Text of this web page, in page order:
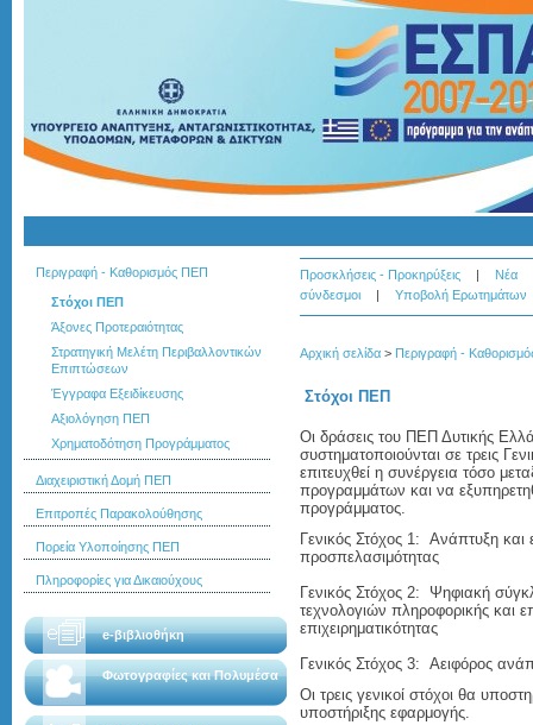
Περιγραφή - Καθορισμός ΠΕΠ
Στόχοι ΠΕΠ
Άξονες Προτεραιότητας
Στρατηγική Μελέτη Περιβαλλοντικών
Επιπτώσεων
Έγγραφα Εξειδίκευσης
Αξιολόγηση ΠΕΠ
Χρηματοδότηση Προγράμματος
Διαχειριστική Δομή ΠΕΠ
Επιτροπές Παρακολούθησης
Πορεία Υλοποίησης ΠΕΠ
Πληροφορίες για Δικαιούχους
e-βιβλιοθήκη
Φωτογραφίες και Πολυμέσα
Προσκλήσεις - Προκηρύξεις | Νέα
σύνδεσμοι
| Υποβολή Ερωτημάτων
Αρχική σελίδα > Περιγραφή -
Στόχοι ΠΕΠ
Οι δράσεις του ΠΕΠ Δυτικής
συστηματοποιούνται σε τρεις
επιτευχθεί η συνέργεια τόσο
προγραμμάτων και να
προγράμματος.
Γενικός Στόχος 1: Ανάπτυξη
προσπελασιμότητας
Γενικός Στόχος 2: Ψηφιακή
τεχνολογιών πληροφορικής και
επιχειρηματικότητας
Γενικός Στόχος 3: Αειφόρος
Οι τρεις γενικοί στόχοι θα
υποστήριξης εφαρμογής.